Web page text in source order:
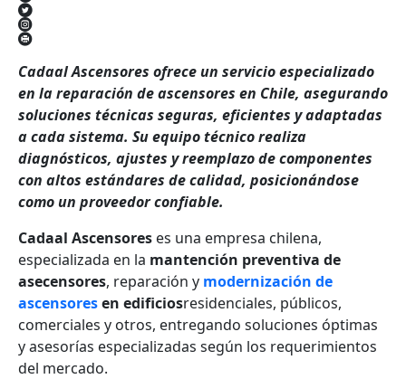
Cadaal Ascensores ofrece un servicio especializado
en la reparación de ascensores en Chile, asegurando
soluciones técnicas seguras, eficientes y adaptadas
a cada sistema. Su equipo técnico realiza
diagnósticos, ajustes y reemplazo de componentes
con altos estándares de calidad, posicionándose
como un proveedor confiable.
Cadaal Ascensores es una empresa chilena,
especializada en la mantención preventiva de
asecensores, reparación y modernización de
ascensoresen edificiosresidenciales, públicos,
comerciales y otros, entregando soluciones óptimas
y asesorías especializadas según los requerimientos
del mercado.